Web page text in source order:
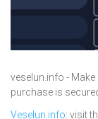
veselun.info -
purchase is secured
Veselun.info: visit